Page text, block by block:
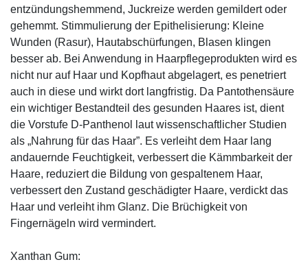
entzündungshemmend, Juckreize werden gemildert oder
gehemmt. Stimmulierung der Epithelisierung: Kleine
Wunden (Rasur), Hautabschürfungen, Blasen klingen
besser ab. Bei Anwendung in Haarpflegeprodukten wird es
nicht nur auf Haar und Kopfhaut abgelagert, es penetriert
auch in diese und wirkt dort langfristig. Da Pantothensäure
ein wichtiger Bestandteil des gesunden Haares ist, dient
die Vorstufe D-Panthenol laut wissenschaftlicher Studien
als „Nahrung für das Haar”. Es verleiht dem Haar lang
andauernde Feuchtigkeit, verbessert die Kämmbarkeit der
Haare, reduziert die Bildung von gespaltenem Haar,
verbessert den Zustand geschädigter Haare, verdickt das
Haar und verleiht ihm Glanz. Die Brüchigkeit von
Fingernägeln wird vermindert.
Xanthan Gum: